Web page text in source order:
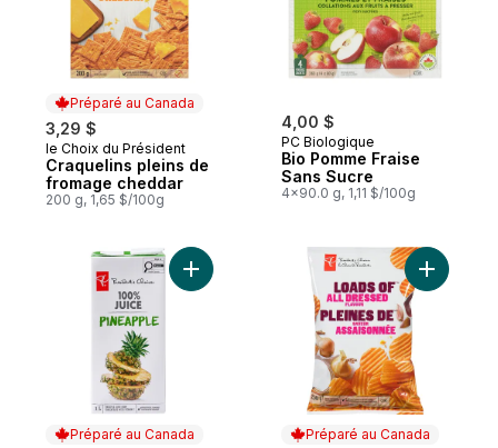
Préparé au Canada
3,29 $
Préparé au Canada
le Choix du Président
Craquelins pleins de
fromage cheddar
200 g, 1,65 $/100g
4,00 $
PC Biologique
Bio Pomme Fraise
Sans Sucre
4x90.0 g, 1,11 $/100g
Préparé au Canada
Ajouter Jus d’ananas 100 % au panier
Préparé au Canada
Ajouter